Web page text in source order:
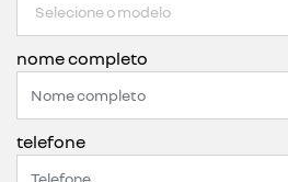
nome completo
telefone